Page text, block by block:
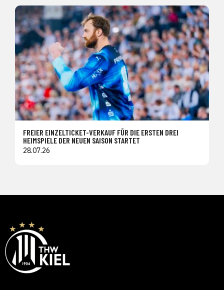
FREIER EINZELTICKET-VERKAUF FÜR DIE ERSTEN DREI
HEIMSPIELE DER NEUEN SAISON STARTET
28.07.26